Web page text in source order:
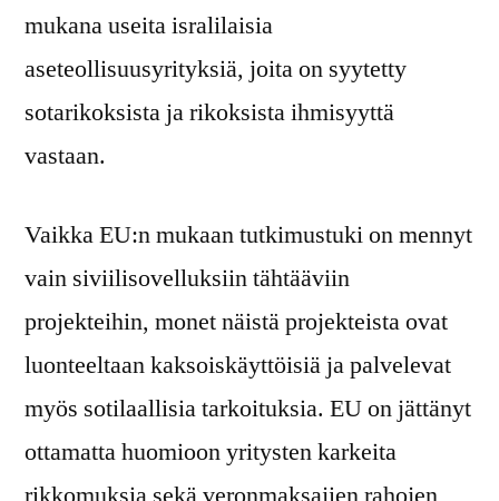
mukana useita isralilaisia
aseteollisuusyrityksiä, joita on syytetty
sotarikoksista ja rikoksista ihmisyyttä
vastaan.
Vaikka EU:n mukaan tutkimustuki on mennyt
vain siviilisovelluksiin tähtääviin
projekteihin, monet näistä projekteista ovat
luonteeltaan kaksoiskäyttöisiä ja palvelevat
myös sotilaallisia tarkoituksia. EU on jättänyt
ottamatta huomioon yritysten karkeita